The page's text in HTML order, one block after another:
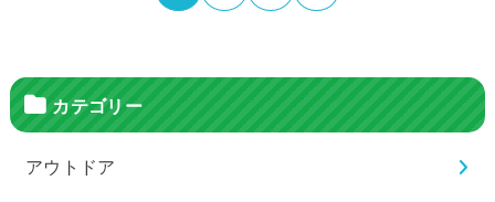
カテゴリー
アウトドア